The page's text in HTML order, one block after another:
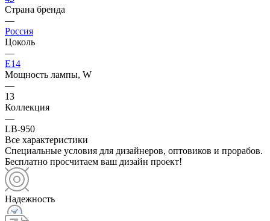
Страна бренда
—
Россия
Цоколь
—
E14
Мощность лампы, W
—
13
Коллекция
—
LB-950
Все характеристики
Специальные условия для дизайнеров, оптовиков и прорабов.
Бесплатно просчитаем ваш дизайн проект!
Надежность